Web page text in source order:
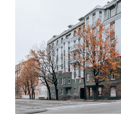
UZTURĒŠANĀS ATĻAUJA
KONTAKTI